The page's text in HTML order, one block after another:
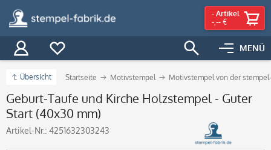
MENÜ
- Artikel
-,-- €
Übersicht Startseite Motivstempel Motivstempel von der
Geburt-Taufe und Kirche Holzstempel - Guter
Start (40x30 mm)
Artikel-Nr.: 4251632303243